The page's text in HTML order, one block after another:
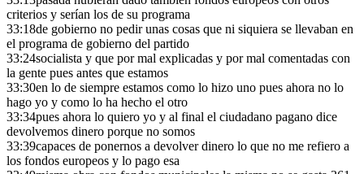
criterios y serían los de su programa
33:18de gobierno no pedir unas cosas que ni siquiera se llevaban en
el programa de gobierno del partido
33:24socialista y que por mal explicadas y por mal comentadas con
la gente pues antes que estamos
33:30en lo de siempre estamos como lo hizo uno pues ahora no lo
hago yo y como lo ha hecho el otro
33:34pues ahora lo quiero yo y al final el ciudadano pagano dice
devolvemos dinero porque no somos
33:39capaces de ponernos a devolver dinero lo que no me refiero a
los fondos europeos y lo pago esa